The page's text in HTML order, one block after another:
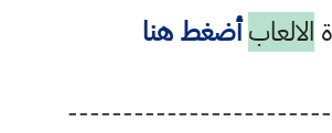
الالعاب أضغط هنا